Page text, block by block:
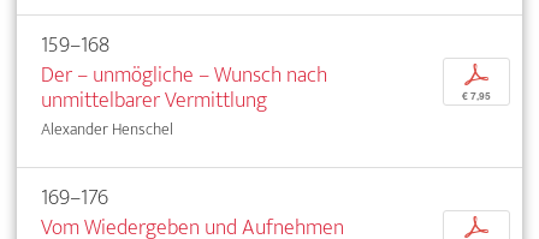
159–168
Der – unmögliche – Wunsch nach
unmittelbarer Vermittlung
Alexander Henschel
p
€ 7,95
169–176
Vom Wiedergeben und Aufnehmen
p